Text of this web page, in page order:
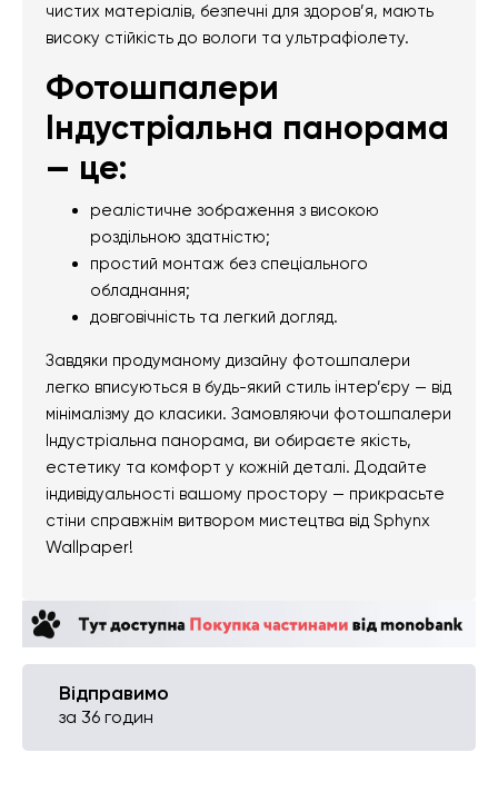
чистих матеріалів, безпечні для здоров’я, мають
високу стійкість до вологи та ультрафіолету.
Фотошпалери
Індустріальна панорама
— це:
реалістичне зображення з високою
роздільною здатністю;
простий монтаж без спеціального
обладнання;
довговічність та легкий догляд.
Завдяки продуманому дизайну фотошпалери
легко вписуються в будь-який стиль інтер’єру — від
мінімалізму до класики. Замовляючи фотошпалери
Індустріальна панорама, ви обираєте якість,
естетику та комфорт у кожній деталі. Додайте
індивідуальності вашому простору — прикрасьте
стіни справжнім витвором мистецтва від Sphynx
Wallpaper!
Відправимо
за 36 годин